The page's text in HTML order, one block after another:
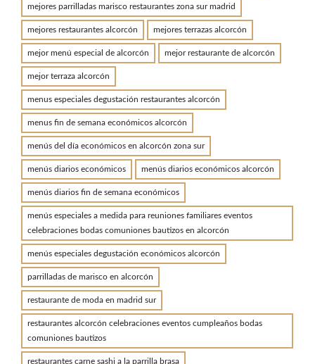
mejores parrilladas marisco restaurantes zona sur madrid
mejores restaurantes alcorcón mejores terrazas alcorcón
mejor menú especial de alcorcón mejor restaurante de alcorcón
mejor terraza alcorcón
menus especiales degustación restaurantes alcorcón
menus fin de semana económicos alcorcón
menús del día económicos en alcorcón zona sur
menús diarios económicos menús diarios económicos alcorcón
menús diarios fin de semana económicos
menús especiales a medida para reuniones familiares eventos
celebraciones bodas comuniones bautizos en alcorcón
menús especiales degustación económicos alcorcón
parrilladas de marisco en alcorcón
restaurante de moda en madrid sur
restaurantes alcorcón celebraciones eventos cumpleaños bodas
comuniones bautizos
restaurantes carne sashi a la parrilla brasa